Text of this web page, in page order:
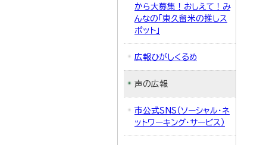
から大募集！おしえて！み
んなの「東久留米の推しス
ポット」
広報ひがしくるめ
声の広報
市公式SNS（ソーシャル・ネ
ットワーキング・サービス）